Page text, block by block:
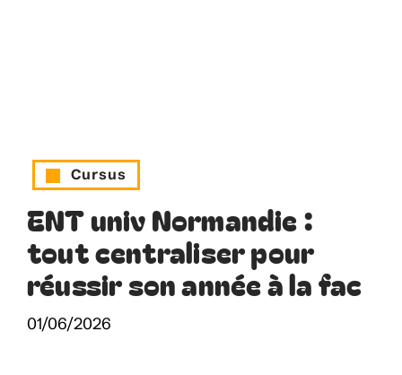
Cursus
ENT univ Normandie :
tout centraliser pour
réussir son année à la fac
01/06/2026